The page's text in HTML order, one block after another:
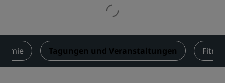
Tagungen und Veranstaltungen